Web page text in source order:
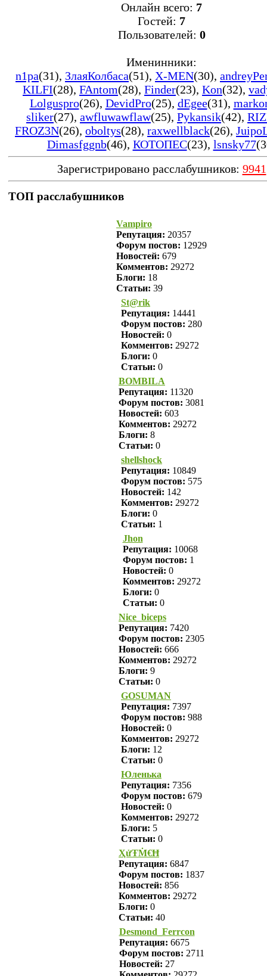
Онлайн всего: 7
Гостей: 7
Пользователей: 0
Именинники:
n1pa(31), ЗлаяКолбаса(51), X-MEN(30),
KILFI(28), FAntom(28), Finder(23), Kon(32),
Lolguspro(26), DevidPro(25), dEgee(31),
sliker(27), awfluwawflaw(25), Pykansik(42),
FROZ3N(26), oboltys(28), raxwellblack(26),
Dimasfggnb(46), КОТОПЕС(23), lsnsky77
Зарегистрировано расслабушников: 9941
ТОП расслабушников
Vampiro
Репутация: 20357
Форум постов: 12929
Новостей: 679
Комментов: 29272
Блоги: 18
Статьи: 39
St@rik
Репутация: 14441
Форум постов: 280
Новостей: 0
Комментов: 29272
Блоги: 0
Статьи: 0
BOMBILA
Репутация: 11320
Форум постов: 3081
Новостей: 603
Комментов: 29272
Блоги: 8
Статьи: 0
shellshock
Репутация: 10849
Форум постов: 575
Новостей: 142
Комментов: 29272
Блоги: 0
Статьи: 1
Jhon
Репутация: 10068
Форум постов: 1
Новостей: 0
Комментов: 29272
Блоги: 0
Статьи: 0
Nice_biceps
Репутация: 7420
Форум постов: 2305
Новостей: 666
Комментов: 29272
Блоги: 9
Статьи: 0
GOSUMAN
Репутация: 7397
Форум постов: 988
Новостей: 0
Комментов: 29272
Блоги: 12
Статьи: 0
Юленька
Репутация: 7356
Форум постов: 679
Новостей: 0
Комментов: 29272
Блоги: 5
Статьи: 0
ҲửŦṀ€Ħ
Репутация: 6847
Форум постов: 1837
Новостей: 856
Комментов: 29272
Блоги: 0
Статьи: 40
Desmond_Ferrcon
Репутация: 6675
Форум постов: 2711
Новостей: 27